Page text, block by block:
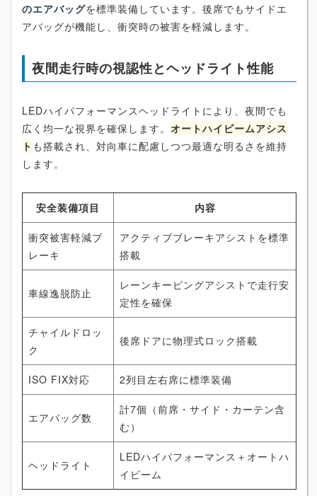
のエアバッグを標準装備しています。後席でもサイドエ
アバッグが機能し、衝突時の被害を軽減します。
夜間走行時の視認性とヘッドライト性能
LEDハイパフォーマンスヘッドライトにより、夜間でも
広く均一な視界を確保します。 オートハイビームアシス
ト も搭載され、対向車に配慮しつつ最適な明るさを維持
します。
安全装備項目 内容
衝突被害軽減ブ
レーキ
アクティブブレーキアシストを標準
搭載
車線逸脱防止
レーンキーピングアシストで走行安
定性を確保
チャイルドロッ
ク
後席ドアに物理式ロック搭載
ISO FIX対応 2列目左右席に標準装備
エアバッグ数
計7個（前席・サイド・カーテン含
む）
ヘッドライト
LEDハイパフォーマンス＋オートハ
イビーム